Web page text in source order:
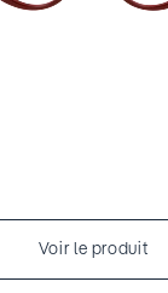
Voir le produit